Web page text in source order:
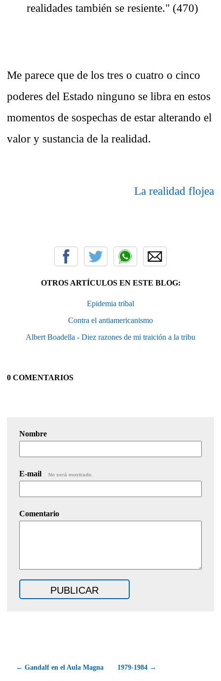
realidades también se resiente." (470)
Me parece que de los tres o cuatro o cinco
poderes del Estado ninguno se libra en estos
momentos de sospechas de estar alterando el
valor y sustancia de la realidad.
La realidad flojea
OTROS ARTÍCULOS EN ESTE BLOG:
Epidemia tribal
Contra el antiamericanismo
Albert Boadella - Diez razones de mi traición a la tribu
0 COMENTARIOS
Nombre
E-mail No será mostrado.
Comentario
← Gandalf en el Aula Magna 1979-1984 →